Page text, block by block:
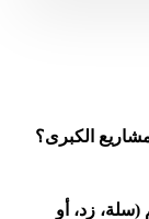
الكبرى؟
زد، أو